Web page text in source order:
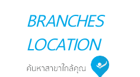
BRANCHES
LOCATION